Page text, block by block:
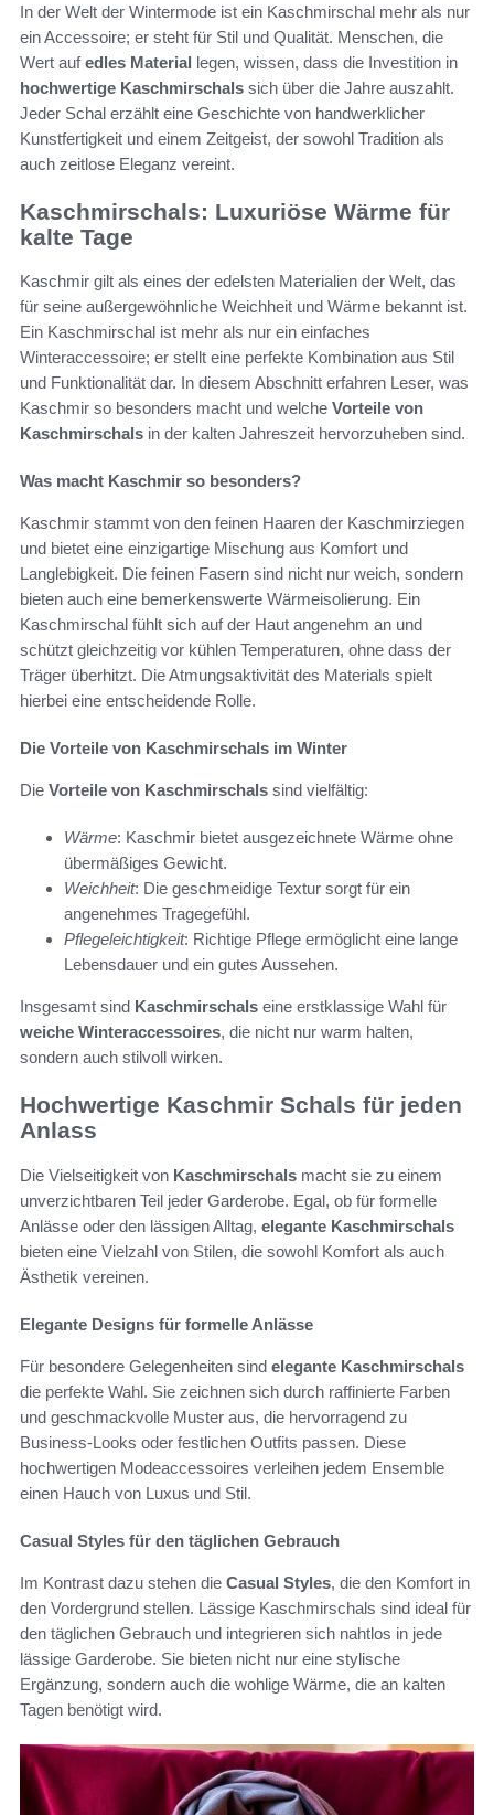
In der Welt der Wintermode ist ein Kaschmirschal mehr als nur
ein Accessoire; er steht für Stil und Qualität. Menschen, die
Wert aufedles Material legen, wissen, dass die Investition in
hochwertige Kaschmirschals sich über die Jahre auszahlt.
Jeder Schal erzählt eine Geschichte von handwerklicher
Kunstfertigkeit und einem Zeitgeist, der sowohl Tradition als
auch zeitlose Eleganz vereint.
Kaschmirschals: Luxuriöse Wärme für
kalte Tage
Kaschmir gilt als eines der edelsten Materialien der Welt, das
für seine außergewöhnliche Weichheit und Wärme bekannt ist.
Ein Kaschmirschal ist mehr als nur ein einfaches
Winteraccessoire; er stellt eine perfekte Kombination aus Stil
und Funktionalität dar. In diesem Abschnitt erfahren Leser, was
Kaschmir so besonders macht und welche Vorteile von
Kaschmirschals in der kalten Jahreszeit hervorzuheben sind.
Was macht Kaschmir so besonders?
Kaschmir stammt von den feinen Haaren der Kaschmirziegen
und bietet eine einzigartige Mischung aus Komfort und
Langlebigkeit. Die feinen Fasern sind nicht nur weich, sondern
bieten auch eine bemerkenswerte Wärmeisolierung. Ein
Kaschmirschal fühlt sich auf der Haut angenehm an und
schützt gleichzeitig vor kühlen Temperaturen, ohne dass der
Träger überhitzt. Die Atmungsaktivität des Materials spielt
hierbei eine entscheidende Rolle.
Die Vorteile von Kaschmirschals im Winter
Die Vorteile von Kaschmirschals sind vielfältig:
Wärme: Kaschmir bietet ausgezeichnete Wärme ohne
übermäßiges Gewicht.
Weichheit: Die geschmeidige Textur sorgt für ein
angenehmes Tragegefühl.
Pflegeleichtigkeit: Richtige Pflege ermöglicht eine lange
Lebensdauer und ein gutes Aussehen.
Insgesamt sind Kaschmirschals eine erstklassige Wahl für
weiche Winteraccessoires, die nicht nur warm halten,
sondern auch stilvoll wirken.
Hochwertige Kaschmir Schals für jeden
Anlass
Die Vielseitigkeit von Kaschmirschals macht sie zu einem
unverzichtbaren Teil jeder Garderobe. Egal, ob für formelle
Anlässe oder den lässigen Alltag, elegante Kaschmirschals
bieten eine Vielzahl von Stilen, die sowohl Komfort als auch
Ästhetik vereinen.
Elegante Designs für formelle Anlässe
Für besondere Gelegenheiten sind elegante Kaschmirschals
die perfekte Wahl. Sie zeichnen sich durch raffinierte Farben
und geschmackvolle Muster aus, die hervorragend zu
Business-Looks oder festlichen Outfits passen. Diese
hochwertigen Modeaccessoires verleihen jedem Ensemble
einen Hauch von Luxus und Stil.
Casual Styles für den täglichen Gebrauch
Im Kontrast dazu stehen die Casual Styles, die den Komfort in
den Vordergrund stellen. Lässige Kaschmirschals sind ideal für
den täglichen Gebrauch und integrieren sich nahtlos in jede
lässige Garderobe. Sie bieten nicht nur eine stylische
Ergänzung, sondern auch die wohlige Wärme, die an kalten
Tagen benötigt wird.